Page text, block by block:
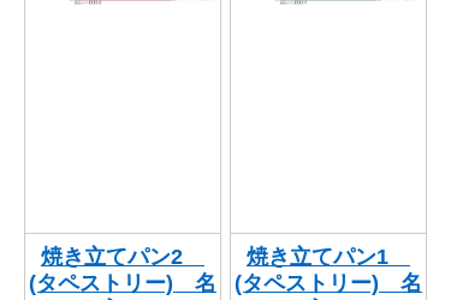
焼き立てパン2
(タペストリー) 名
焼き立てパン1
(タペストリー) 名